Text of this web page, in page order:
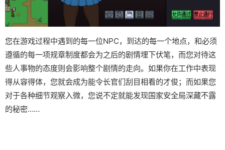
您在游戏过程中遇到的每一位NPC，到达的每一个地点，和必须
遵循的每一项规章制度都会为之后的剧情埋下伏笔，而您对待这
些人事物的态度则会影响整个剧情的走向。如果你在工作中表现
得从容得体，您就会成为能令长官们刮目相看的才俊；而如果您
对于各种细节观察入微，您说不定就能发现国家安全局深藏不露
的秘密……